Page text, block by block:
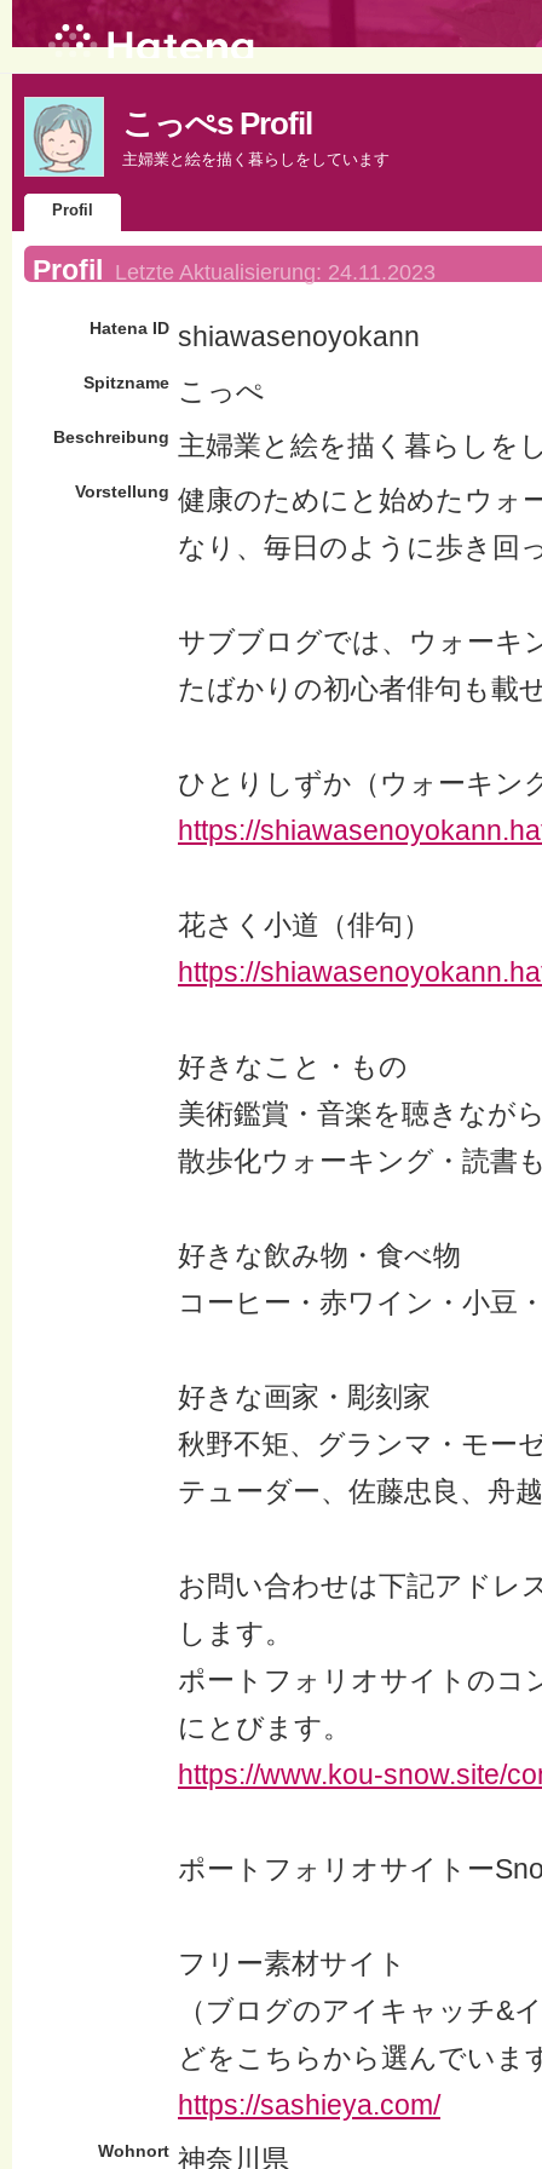
こっぺs Profil
主婦業と絵を描く暮らしをしています
Profil
Profil Letzte Aktualisierung: 24.11.2023
Hatena ID shiawasenoyokann
Spitzname こっぺ
Beschreibung 主婦業と絵を描く暮らしを
Vorstellung 健康のためにと始めたウォ
なり、毎日のように歩き回
サブブログでは、ウォーキ
たばかりの初心者俳句も載
ひとりしずか（ウォーキン
https://
花さく小道（俳句）
https://
好きなこと・もの
美術鑑賞・音楽を聴きなが
散歩化ウォーキング・読書
好きな飲み物・食べ物
コーヒー・赤ワイン・小豆
好きな画家・彫刻家
秋野不矩、グランマ・モー
テューダー、佐藤忠良、舟
お問い合わせは下記アドレ
します。
ポートフォリオサイトのコ
にとびます。
https://www.kou-snow.site/
ポートフォリオサイトー
フリー素材サイト
（ブログのアイキャッチ&
どをこちらから選んでいま
https://sashieya.com/
Wohnort 神奈川県